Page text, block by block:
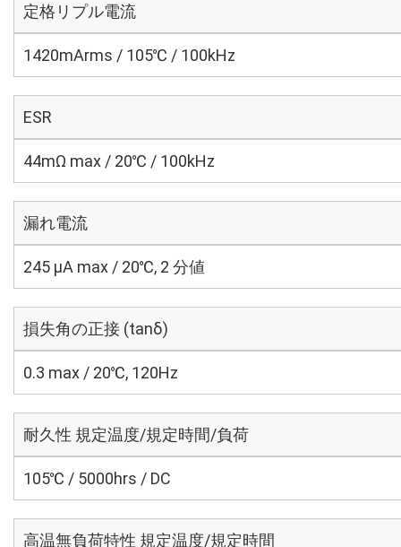
定格リプル電流
1420mArms / 105℃ / 100kHz
ESR
44mΩ max / 20℃ / 100kHz
漏れ電流
245 μA max / 20℃, 2 分値
損失角の正接 (tanδ)
0.3 max / 20℃, 120Hz
耐久性 規定温度/規定時間/負荷
105℃ / 5000hrs / DC
高温無負荷特性 規定温度/規定時間